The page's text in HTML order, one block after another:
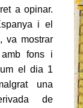
a opinar.
i el
va mostrar
fons i
el dia 1
una
de